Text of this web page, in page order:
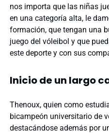
nos importa que las niñas
en una categoría alta, le
formación, que tengan una
juego del vóleibol y que
este deporte y con sus
Inicio de un largo
Thenoux, quien como
bicampeón universitario de
destacándose además por